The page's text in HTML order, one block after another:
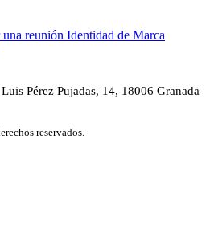
una reunión Identidad de Marca
Pérez Pujadas, 14, 18006 Granada
reservados.